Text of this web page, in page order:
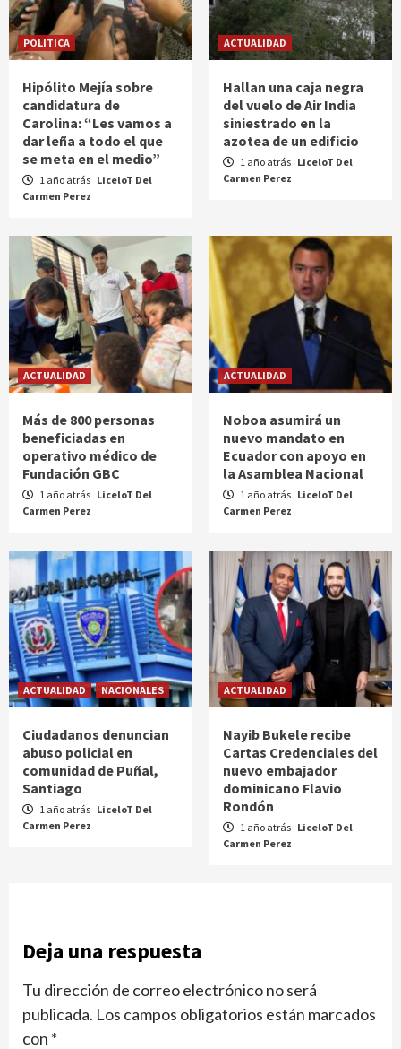
POLITICA
Hipólito Mejía sobre
candidatura de
Carolina: “Les vamos a
dar leña a todo el que
se meta en el medio”
1 año atrás LiceloT Del
Carmen Perez
ACTUALIDAD
Hallan una caja negra
del vuelo de Air India
siniestrado en la
azotea de un edificio
1 año atrás LiceloT Del
Carmen Perez
ACTUALIDAD
Más de 800 personas
beneficiadas en
operativo médico de
Fundación GBC
1 año atrás LiceloT Del
Carmen Perez
ACTUALIDAD
Noboa asumirá un
nuevo mandato en
Ecuador con apoyo en
la Asamblea Nacional
1 año atrás LiceloT Del
Carmen Perez
ACTUALIDAD NACIONALES
Ciudadanos denuncian
abuso policial en
comunidad de Puñal,
Santiago
1 año atrás LiceloT Del
Carmen Perez
ACTUALIDAD
Nayib Bukele recibe
Cartas Credenciales del
nuevo embajador
dominicano Flavio
Rondón
1 año atrás LiceloT Del
Carmen Perez
Deja una respuesta
Tu dirección de correo electrónico no será
publicada. Los campos obligatorios están marcados
con *